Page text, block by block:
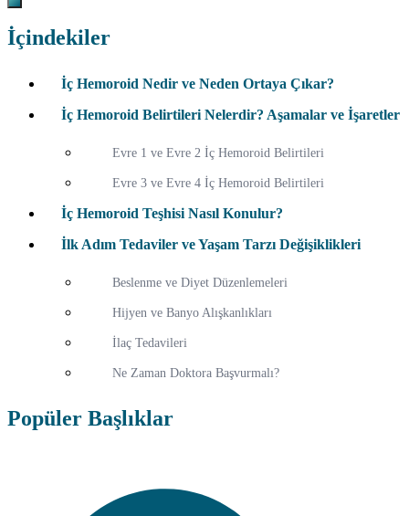
İçindekiler
İç Hemoroid Nedir ve Neden Ortaya Çıkar?
İç Hemoroid Belirtileri Nelerdir? Aşamalar ve İşaretler
Evre 1 ve Evre 2 İç Hemoroid Belirtileri
Evre 3 ve Evre 4 İç Hemoroid Belirtileri
İç Hemoroid Teşhisi Nasıl Konulur?
İlk Adım Tedaviler ve Yaşam Tarzı Değişiklikleri
Beslenme ve Diyet Düzenlemeleri
Hijyen ve Banyo Alışkanlıkları
İlaç Tedavileri
Ne Zaman Doktora Başvurmalı?
Popüler Başlıklar